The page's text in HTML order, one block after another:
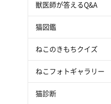
獣医師が答えるQ&A
猫図鑑
ねこのきもちクイズ
ねこフォトギャラリー
猫診断